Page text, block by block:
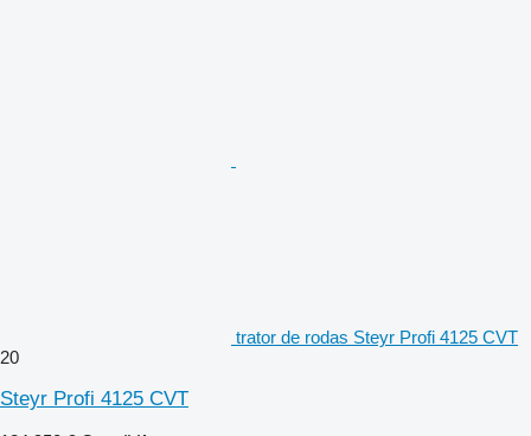
trator de rodas Steyr Profi 4125 CVT
20
Steyr Profi 4125 CVT